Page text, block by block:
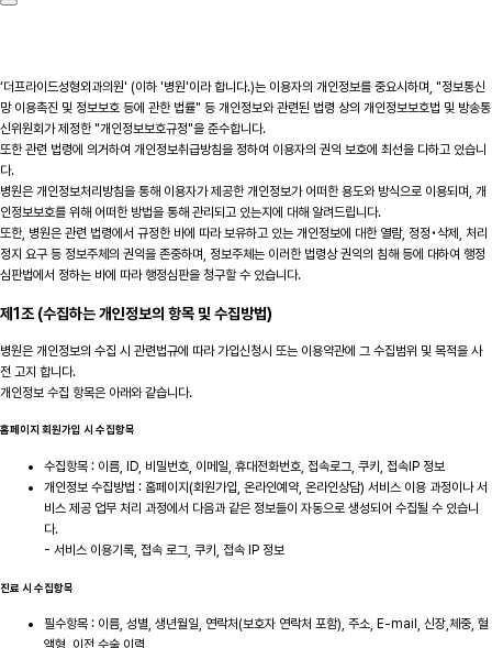
‘더프라이드성형외과의원' (이하 '병원'이라 합니다.)는 이용자의 개인정보를 중요시하며, "정보통신
망 이용촉진 및 정보보호 등에 관한 법률" 등 개인정보와 관련된 법령 상의 개인정보보호법 및 방송통
신위원회가 제정한 "개인정보보호규정"을 준수합니다.
또한 관련 법령에 의거하여 개인정보취급방침을 정하여 이용자의 권익 보호에 최선을 다하고 있습니
다.
병원은 개인정보처리방침을 통해 이용자가 제공한 개인정보가 어떠한 용도와 방식으로 이용되며, 개
인정보보호를 위해 어떠한 방법을 통해 관리되고 있는지에 대해 알려드립니다.
또한, 병원은 관련 법령에서 규정한 바에 따라 보유하고 있는 개인정보에 대한 열람, 정정•삭제, 처리
정지 요구 등 정보주체의 권익을 존중하며, 정보주체는 이러한 법령상 권익의 침해 등에 대하여 행정
심판법에서 정하는 바에 따라 행정심판을 청구할 수 있습니다.
제1조 (수집하는 개인정보의 항목 및 수집방법)
병원은 개인정보의 수집 시 관련법규에 따라 가입신청시 또는 이용약관에 그 수집범위 및 목적을 사
전 고지 합니다.
개인정보 수집 항목은 아래와 같습니다.
홈페이지 회원가입 시 수집항목
수집항목 : 이름, ID, 비밀번호, 이메일, 휴대전화번호, 접속로그, 쿠키, 접속IP 정보
개인정보 수집방법 : 홈페이지(회원가입, 온라인예약, 온라인상담) 서비스 이용 과정이나 서
비스 제공 업무 처리 과정에서 다음과 같은 정보들이 자동으로 생성되어 수집될 수 있습니
다.
- 서비스 이용기록, 접속 로그, 쿠키, 접속 IP 정보
진료 시 수집항목
필수항목 : 이름, 성별, 생년월일, 연락처(보호자 연락처 포함), 주소, E-mail, 신장,체중, 혈